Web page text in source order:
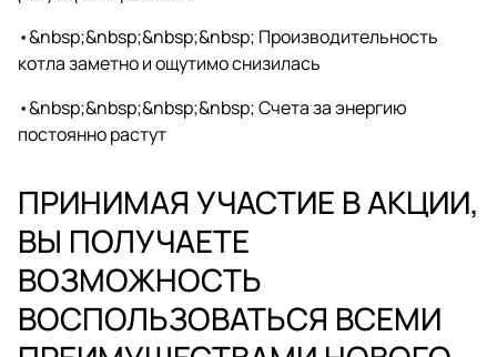
•&nbsp;&nbsp;&nbsp;&nbsp; Производительность
котла заметно и ощутимо снизилась
•&nbsp;&nbsp;&nbsp;&nbsp; Счета за энергию
постоянно растут
ПРИНИМАЯ УЧАСТИЕ В АКЦИИ,
ВЫ ПОЛУЧАЕ­ТЕ
ВОЗМОЖНОСТЬ
ВОСПОЛЬЗОВАТЬСЯ ВСЕМИ